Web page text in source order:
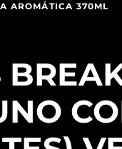
AROMÁTICA 370ML